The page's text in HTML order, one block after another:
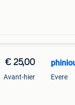
€ 25,00
Avant-hier Evere